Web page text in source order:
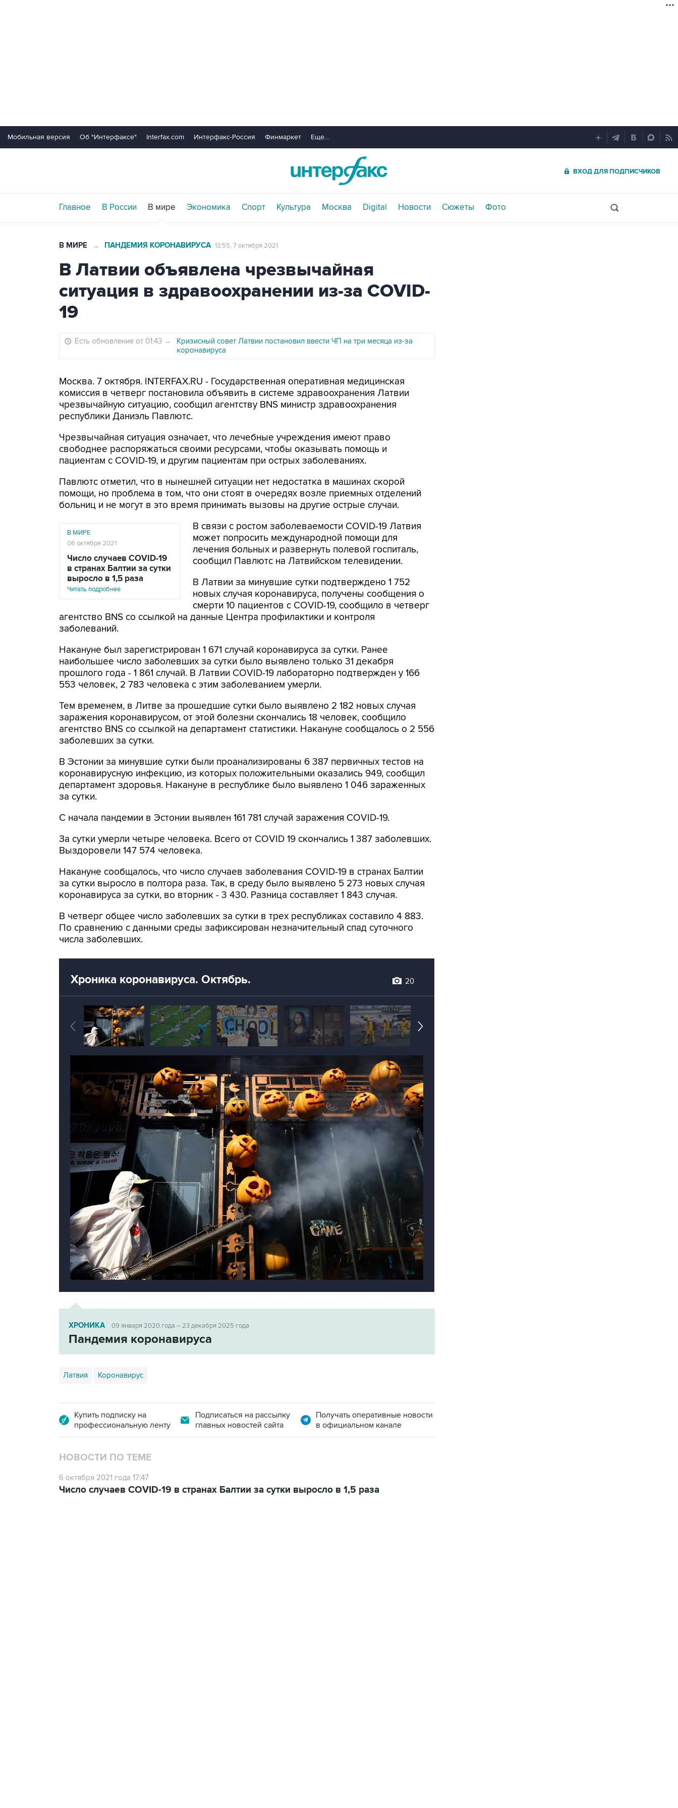
Мобильная версия Об "Интерфаксе" Interfax.com Интерфакс-Россия Финмаркет Еще...
ВХОД ДЛЯ ПОДПИСЧИКОВ
Главное В России В мире Экономика Спорт Культура Москва Digital Новости Сюжеты Фото
В МИРЕ → ПАНДЕМИЯ КОРОНАВИРУСА 13:55, 7 октября 2021
В Латвии объявлена чрезвычайная
ситуация в здравоохранении из-за COVID-
19
Есть обновление от 01:43 →
Кризисный совет Латвии постановил ввести ЧП на три месяца из-за
коронавируса
Москва. 7 октября. INTERFAX.RU - Государственная оперативная медицинская
комиссия в четверг постановила объявить в системе здравоохранения Латвии
чрезвычайную ситуацию, сообщил агентству BNS министр здравоохранения
республики Даниэль Павлютс.
Чрезвычайная ситуация означает, что лечебные учреждения имеют право
свободнее распоряжаться своими ресурсами, чтобы оказывать помощь и
пациентам с COVID-19, и другим пациентам при острых заболеваниях.
Павлютс отметил, что в нынешней ситуации нет недостатка в машинах скорой
помощи, но проблема в том, что они стоят в очередях возле приемных отделений
больниц и не могут в это время принимать вызовы на другие острые случаи.
В МИРЕ
06 октября 2021
Число случаев COVID-19
в странах Балтии за сутки
выросло в 1,5 раза
Читать подробнее
В связи с ростом заболеваемости COVID-19 Латвия
может попросить международной помощи для
лечения больных и развернуть полевой госпиталь,
сообщил Павлютс на Латвийском телевидении.
В Латвии за минувшие сутки подтверждено 1 752
новых случая коронавируса, получены сообщения о
смерти 10 пациентов с COVID-19, сообщило в четверг
агентство BNS со ссылкой на данные Центра профилактики и контроля
заболеваний.
Накануне был зарегистрирован 1 671 случай коронавируса за сутки. Ранее
наибольшее число заболевших за сутки было выявлено только 31 декабря
прошлого года - 1 861 случай. В Латвии COVID-19 лабораторно подтвержден у 166
553 человек, 2 783 человека с этим заболеванием умерли.
Тем временем, в Литве за прошедшие сутки было выявлено 2 182 новых случая
заражения коронавирусом, от этой болезни скончались 18 человек, сообщило
агентство BNS со ссылкой на департамент статистики. Накануне сообщалось о 2 556
заболевших за сутки.
В Эстонии за минувшие сутки были проанализированы 6 387 первичных тестов на
коронавирусную инфекцию, из которых положительными оказались 949, сообщил
департамент здоровья. Накануне в республике было выявлено 1 046 зараженных
за сутки.
С начала пандемии в Эстонии выявлен 161 781 случай заражения COVID-19.
За сутки умерли четыре человека. Всего от COVID 19 скончались 1 387 заболевших.
Выздоровели 147 574 человека.
Накануне сообщалось, что число случаев заболевания COVID-19 в странах Балтии
за сутки выросло в полтора раза. Так, в среду было выявлено 5 273 новых случая
коронавируса за сутки, во вторник - 3 430. Разница составляет 1 843 случая.
В четверг общее число заболевших за сутки в трех республиках составило 4 883.
По сравнению с данными среды зафиксирован незначительный спад суточного
числа заболевших.
Хроника коронавируса. Октябрь. 20
ХРОНИКА 09 января 2020 года – 23 декабря 2025 года
Пандемия коронавируса
Латвия Коронавирус
Купить подписку на
профессиональную ленту
Подписаться на рассылку
главных новостей сайта
Получать оперативные новости
в официальном канале
НОВОСТИ ПО ТЕМЕ
6 октября 2021 года 17:47
Число случаев COVID-19 в странах Балтии за сутки выросло в 1,5 раза